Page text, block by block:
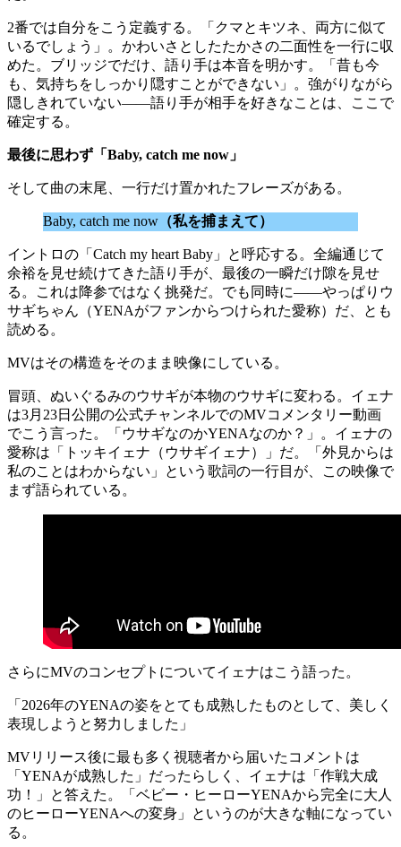
2番では自分をこう定義する。「クマとキツネ、両方に似て
いるでしょう」。かわいさとしたたかさの二面性を一行に収
めた。ブリッジでだけ、語り手は本音を明かす。「昔も今
も、気持ちをしっかり隠すことができない」。強がりながら
隠しきれていない——語り手が相手を好きなことは、ここで
確定する。
最後に思わず「Baby, catch me now」
そして曲の末尾、一行だけ置かれたフレーズがある。
Baby, catch me now （私を捕まえて）
イントロの「Catch my heart Baby」と呼応する。全編通じて
余裕を見せ続けてきた語り手が、最後の一瞬だけ隙を見せ
る。これは降参ではなく挑発だ。でも同時に——やっぱりウ
サギちゃん（YENAがファンからつけられた愛称）だ、とも
読める。
MVはその構造をそのまま映像にしている。
冒頭、ぬいぐるみのウサギが本物のウサギに変わる。イェナ
は3月23日公開の公式チャンネルでのMVコメンタリー動画
でこう言った。「ウサギなのかYENAなのか？」。イェナの
愛称は「トッキイェナ（ウサギイェナ）」だ。「外見からは
私のことはわからない」という歌詞の一行目が、この映像で
まず語られている。
さらにMVのコンセプトについてイェナはこう語った。
「2026年のYENAの姿をとても成熟したものとして、美しく
表現しようと努力しました」
MVリリース後に最も多く視聴者から届いたコメントは
「YENAが成熟した」だったらしく、イェナは「作戦大成
功！」と答えた。「ベビー・ヒーローYENAから完全に大人
のヒーローYENAへの変身」というのが大きな軸になってい
る。